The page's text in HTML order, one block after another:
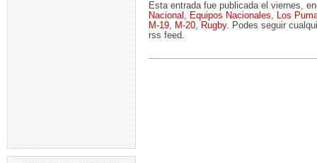
Esta entrada fue publicada el viernes,
Nacional , Equipos Nacionales, Los
M-19, M-20, Rugby. Podes seguir
rss feed.